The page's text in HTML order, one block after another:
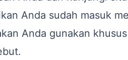
Anda sudah masuk
Anda gunakan